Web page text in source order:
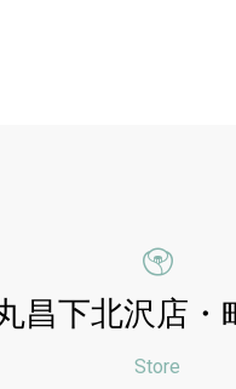
昌下北沢店・
Store